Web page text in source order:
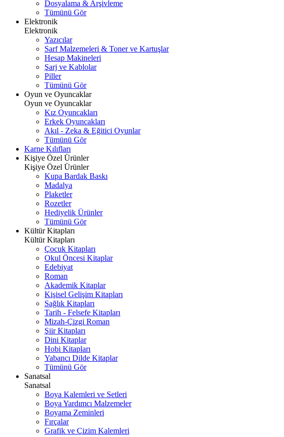
Dosyalama & Arşivleme
Tümünü Gör
Elektronik
Elektronik
Yazıcılar
Sarf Malzemeleri & Toner ve Kartuşlar
Hesap Makineleri
Şarj ve Kablolar
Piller
Tümünü Gör
Oyun ve Oyuncaklar
Oyun ve Oyuncaklar
Kız Oyuncakları
Erkek Oyuncakları
Akıl - Zeka & Eğitici Oyunlar
Tümünü Gör
Karne Kılıfları
Kişiye Özel Ürünler
Kişiye Özel Ürünler
Kupa Bardak Baskı
Madalya
Plaketler
Rozetler
Hediyelik Ürünler
Tümünü Gör
Kültür Kitapları
Kültür Kitapları
Çocuk Kitapları
Okul Öncesi Kitaplar
Edebiyat
Roman
Akademik Kitaplar
Kişisel Gelişim Kitapları
Sağlık Kitapları
Tarih - Felsefe Kitapları
Mizah-Çizgi Roman
Şiir Kitapları
Dini Kitaplar
Hobi Kitapları
Yabancı Dilde Kitaplar
Tümünü Gör
Sanatsal
Sanatsal
Boya Kalemleri ve Setleri
Boya Yardımcı Malzemeler
Boyama Zeminleri
Fırçalar
Grafik ve Çizim Kalemleri